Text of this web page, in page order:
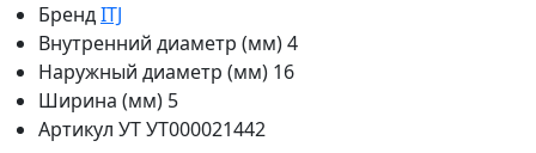
БрендITJ
Внутренний диаметр (мм)4
Наружный диаметр (мм) 16
Ширина (мм) 5
Артикул УТУТ000021442